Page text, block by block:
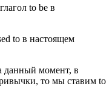
to be в
to в настоящем
данный момент, в
то мы ставим to